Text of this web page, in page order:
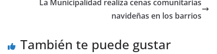
o n ti
La Municipalidad realiza cenas comunitarias
navideñas en los barrios
También te puede gustar